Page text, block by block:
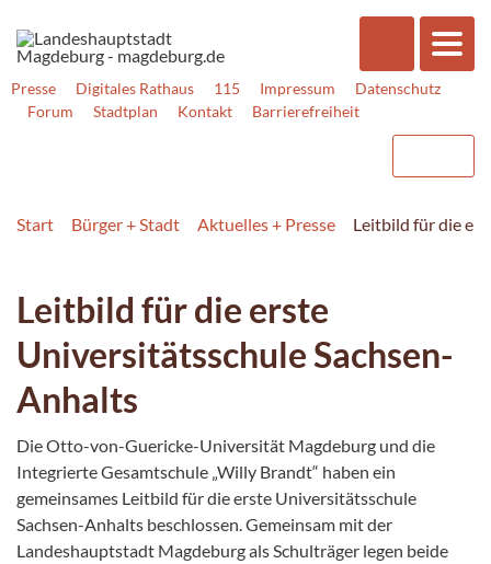
Presse Digitales Rathaus 115 Impressum
Datenschutz
Forum
Stadtplan Kontakt Barrierefreiheit
Start Bürger + Stadt Aktuelles + Presse Leitbild für die
Leitbild für die erste
Universitätsschule Sachsen-
Anhalts
Die Otto-von-Guericke-Universität Magdeburg und die
Integrierte Gesamtschule „Willy Brandt“ haben ein
gemeinsames Leitbild für die erste Universitätsschule
Sachsen-Anhalts beschlossen. Gemeinsam mit der
Landeshauptstadt Magdeburg als Schulträger legen beide